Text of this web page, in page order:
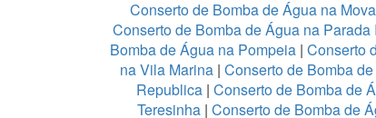
Conserto de Bomba de Água na
Conserto de Bomba de Água na Parada
Bomba de Água na Pompeia| Conserto
na Vila Marina | Conserto de Bomba
Republica| Conserto de Bomba de
Teresinha| Conserto de Bomba de